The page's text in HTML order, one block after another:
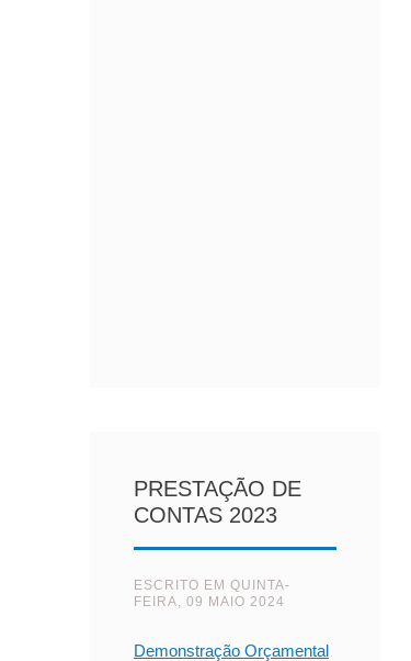
PRESTAÇÃO DE
CONTAS 2023
ESCRITO EM QUINTA-
FEIRA, 09 MAIO 2024
Demonstração Orçamental